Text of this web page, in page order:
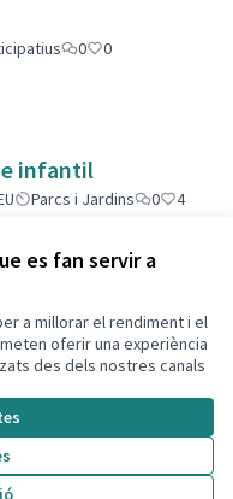
es fan servir a
a millorar el rendiment i el
oferir una experiència
des dels nostres canals
0
0
infantil
Parcs i Jardins 0
4
Amb
(Enllaç